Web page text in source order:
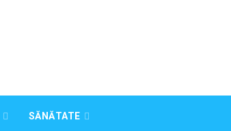
SĂNĂTATE